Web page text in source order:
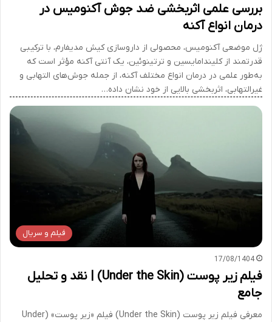
بررسی علمی اثربخشی ضد جوش آکنومیس در
درمان انواع آکنه
ژل موضعی آکنومیس، محصولی از داروسازی کیش مدیفارم، با ترکیبی
قدرتمند از کلیندامایسین و ترتینوئین، یک آنتی آکنه مؤثر است که
به‌طور علمی در درمان انواع مختلف آکنه، از جمله جوش‌های التهابی و
غیرالتهابی، اثربخشی بالایی از خود نشان داده…
فیلم و سریال
17/08/1404
فیلم زیر پوست (Under the Skin) | نقد و تحلیل
جامع
معرفی فیلم زیر پوست (Under the Skin) فیلم «زیر پوست» (Under